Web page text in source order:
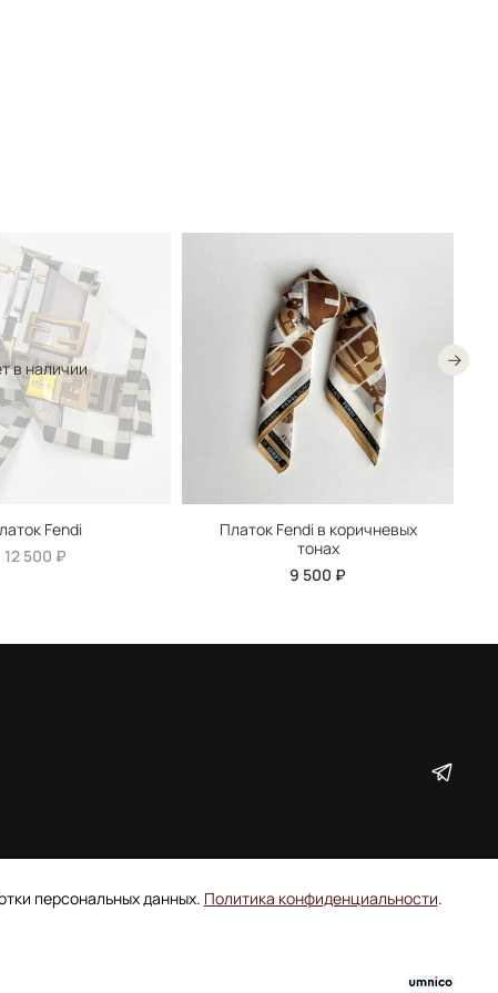
в наличии
Fendi
12 500 ₽
Платок Fendi в коричневых
тонах
9 500 ₽
персональных данных. Политика конфиденциальности.